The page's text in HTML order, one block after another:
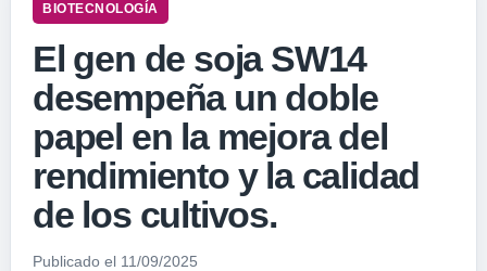
BIOTECNOLOGÍA
El gen de soja SW14
desempeña un doble
papel en la mejora del
rendimiento y la calidad
de los cultivos.
Publicado el 11/09/2025